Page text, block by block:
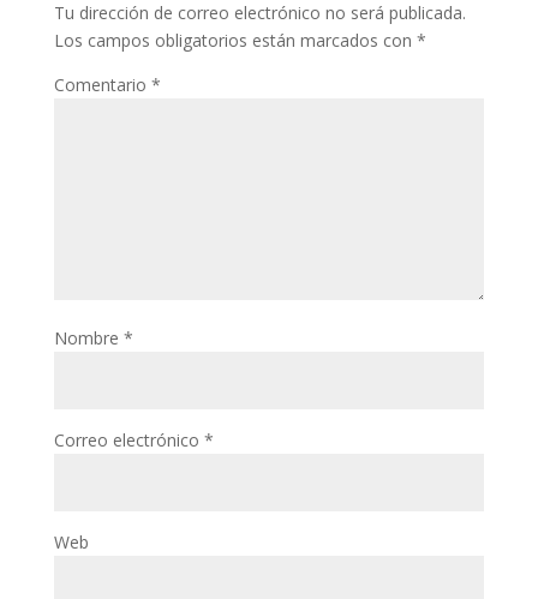
Tu dirección de correo electrónico no será publicada.
Los campos obligatorios están marcados con *
Comentario *
Nombre *
Correo electrónico *
Web